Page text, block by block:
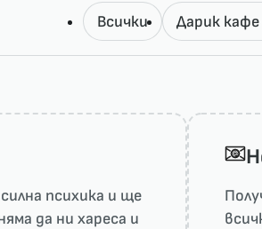
Всички Дарик кафе
психика и ще
да ни харесa и